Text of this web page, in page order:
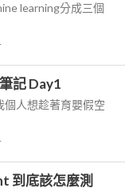
learning分成三個
記 Day1
人想趁著育嬰假空
到底該怎麼測